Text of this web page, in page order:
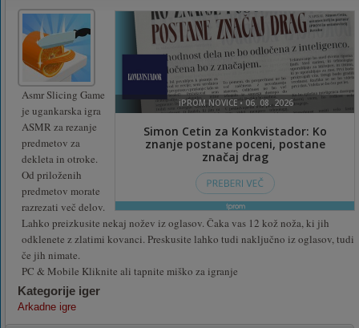
Asmr Slicing Game
je ugankarska igra
ASMR za rezanje
predmetov za
dekleta in otroke.
Od priloženih
predmetov morate
razrezati več delov.
Lahko preizkusite nekaj nožev iz oglasov. Čaka vas 12 kož noža, ki jih
odklenete z zlatimi kovanci. Preskusite lahko tudi naključno iz oglasov, tudi
če jih nimate.
PC & Mobile Kliknite ali tapnite miško za igranje
Kategorije iger
Arkadne igre